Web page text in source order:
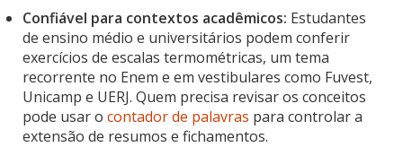
Confiável para contextos acadêmicos: Estudantes
de ensino médio e universitários podem conferir
exercícios de escalas termométricas, um tema
recorrente no Enem e em vestibulares como Fuvest,
Unicamp e UERJ. Quem precisa revisar os conceitos
pode usar o contador de palavras para controlar a
extensão de resumos e fichamentos.